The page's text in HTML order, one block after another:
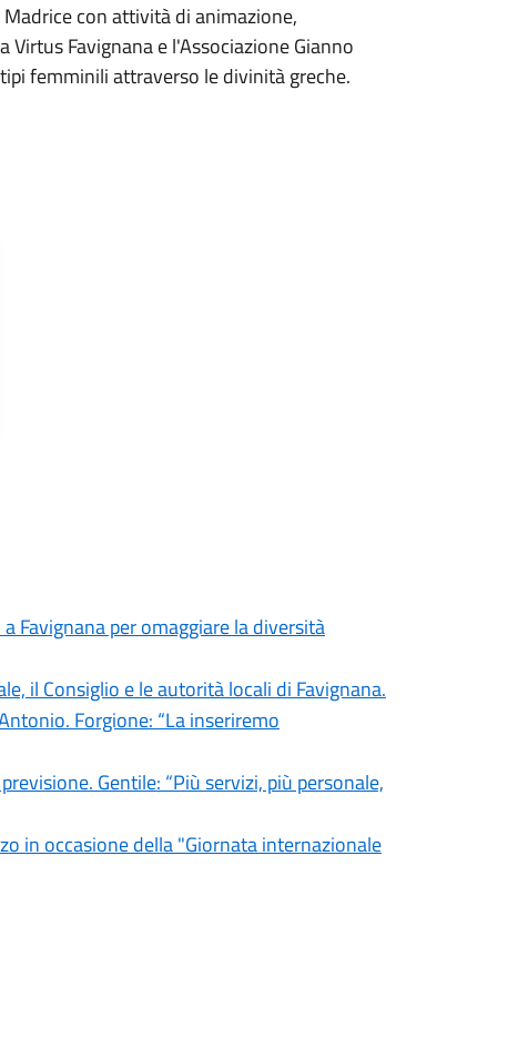
con attività di animazione,
Favignana e l'Associazione Gianno
femminili attraverso le divinità greche.
Favignana per omaggiare la diversità
il Consiglio e le autorità locali di Favignana.
Forgione: “La inseriremo
Gentile: “Più servizi, più personale,
in occasione della "Giornata internazionale